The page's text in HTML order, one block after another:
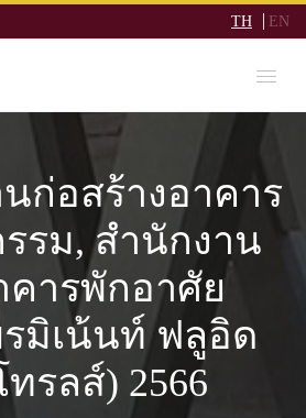
TH EN
ก่อสร้างอาคาร
รม, สำนักงาน
คารพักอาศัย
มิเน้นท์ ฟลูอิด
รลส์) 2566